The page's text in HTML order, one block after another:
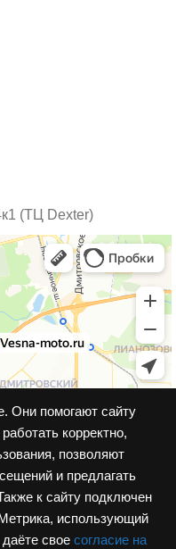
Они помогают сайту
корректно,
позволяют
и предлагать
к cайту подключен
использующий
свое согласие на
(ТЦ Dexter)